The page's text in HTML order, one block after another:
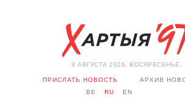
9 АВГУСТА 2026, ВОСКРЕСЕНЬЕ,
ПРИСЛАТЬ НОВОСТЬ
АРХИВ
BE
RU EN